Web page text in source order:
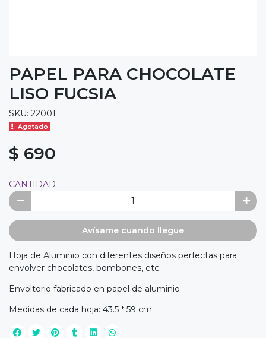
PAPEL PARA CHOCOLATE
LISO FUCSIA
SKU: 22001
Agotado
$ 690
CANTIDAD
Avísame cuando llegue
Hoja de Aluminio con diferentes diseños perfectas para
envolver chocolates, bombones, etc.
Envoltorio fabricado en papel de aluminio
Medidas de cada hoja: 43.5 * 59 cm.